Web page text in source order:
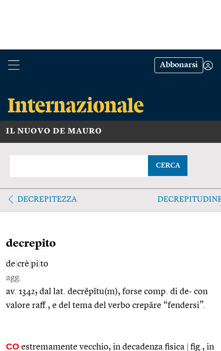
Abbonarsi
IL NUOVO DE MAURO
CERCA
DECREPITEZZA
decrepito
de crè pi to
agg.
av. 1342; dal lat. decrĕpĭtu(m), forse comp. di de- con
valore raff., e del tema del verbo crepāre “fendersi”.
CO estremamente vecchio, in decadenza fisica
fig., in